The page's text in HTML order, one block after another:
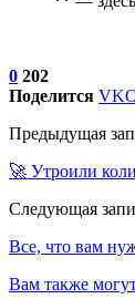
0 202
Поделится VK
Предыдущая
🚀 Утроили
Следующая
Все, что вам
Вам также